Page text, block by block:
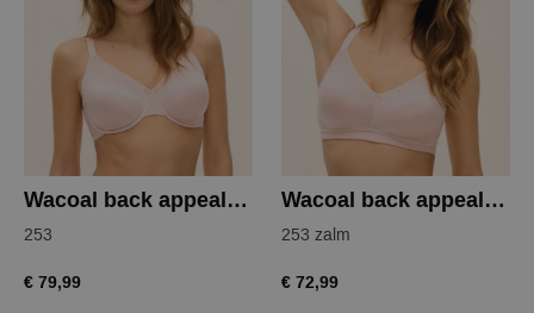
Wacoal back appeal bh
253
€ 79,99
Wacoal back appeal beugelloze bh
253 zalm
€ 72,99